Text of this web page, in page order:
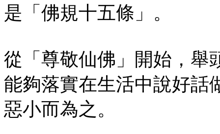
是「佛規十五條」。
從「尊敬仙佛」開始，舉
能夠落實在生活中說好話
惡小而為之。